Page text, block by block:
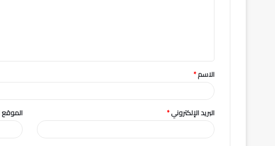
ق
*
الاسم*
البريد الإلكتروني* الموقع